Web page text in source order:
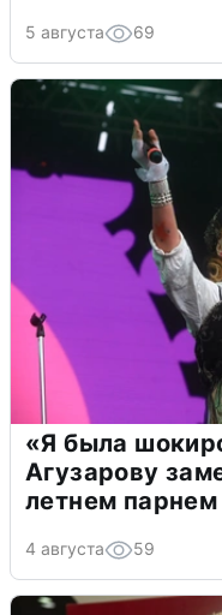
5 августа 69
«Я была
Агузарову
летнем парнем
4 августа 59